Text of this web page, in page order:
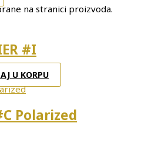
na stranici proizvoda.
#I
U KORPU
Polarized